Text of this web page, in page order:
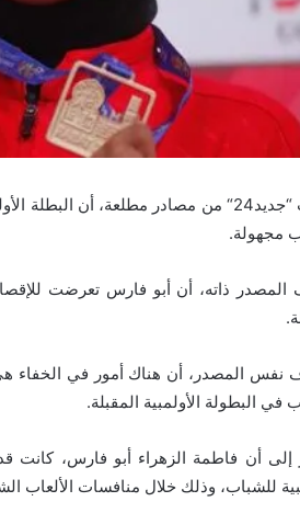
علمت “جديد24“ من مصادر مطلعة، أن
مجهولة.
المصدر ذاته، أن أبو فارس تعرضت
نفس المصدر، أن هناك أمور في الخفاء
في البطولة الأولمبية المقبلة.
إلى أن فاطمة الزهراء أبو فارس، كانت
للشباب، وذلك خلال منافسات الألعاب